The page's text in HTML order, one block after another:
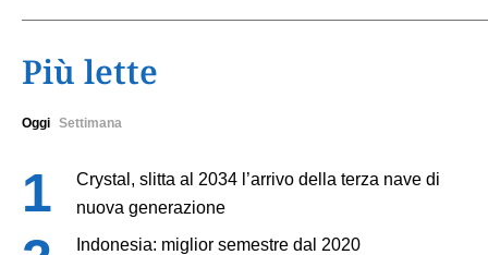
Più lette
Oggi Settimana
Crystal, slitta al 2034 l’arrivo della terza nave di
nuova generazione
Indonesia: miglior semestre dal 2020